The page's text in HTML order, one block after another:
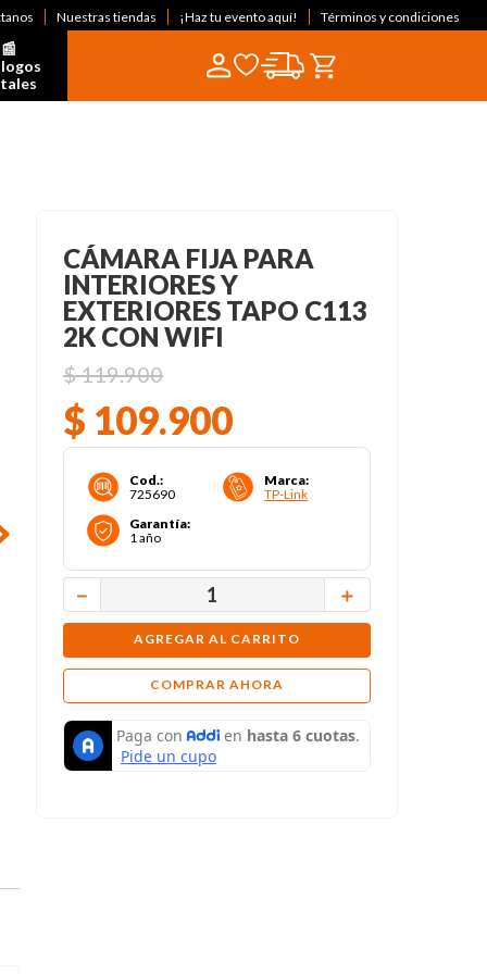
Nuestras tiendas ¡Haz tu evento aquí! Términos y condiciones
CÁMARA FIJA PARA
INTERIORES Y
EXTERIORES TAPO C113
2K CON WIFI
$119.900
$ 109.900
Cod.:
725690
Marca:
TP-Link
Garantía:
1 año
＋
－
AGREGAR AL CARRITO
COMPRAR AHORA